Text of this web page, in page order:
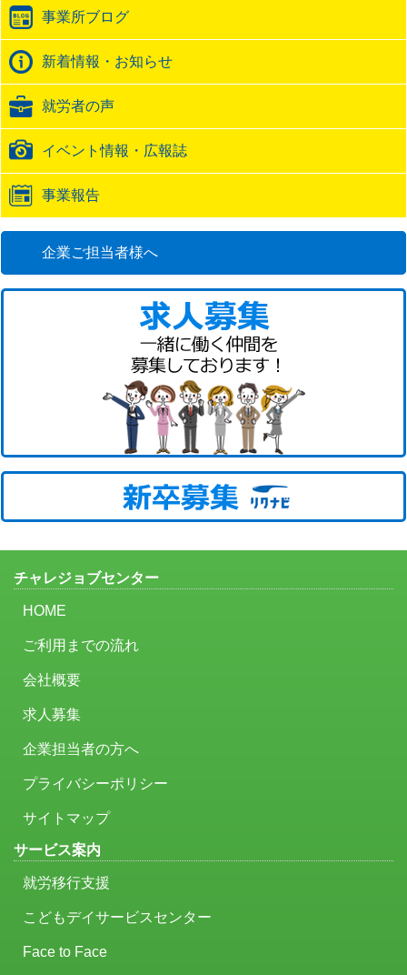
ッ
ク
バ
ッ
URL
事業所ブログ
新着情報・お知らせ
就労者の声
イベント情報・広報誌
事業報告
企業ご担当者様へ
チャレジョブセンター
HOME
ご利用までの流れ
会社概要
求人募集
企業担当者の方へ
プライバシーポリシー
サイトマップ
サービス案内
就労移行支援
こどもデイサービスセンター
Face to Face